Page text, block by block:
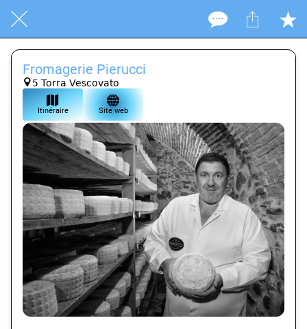
Fromagerie Pierucci
5 Torra Vescovato
Itinéraire Site web